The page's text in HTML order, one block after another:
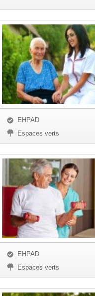
EHPAD
Espaces verts
EHPAD
Espaces verts